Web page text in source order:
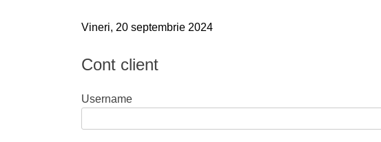
Navigare
în
Vineri, 20 septembrie 2024
Cont client
Username